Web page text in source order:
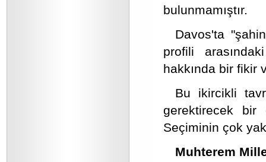
bulunmamıştır.
Davos'ta
profili
hakkında bir fikir
Bu ikircikli
gerektirecek bir
Seçiminin çok
Muhterem